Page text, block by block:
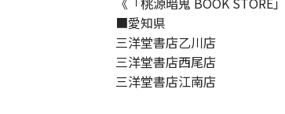
■愛知県
三洋堂書店乙川店
三洋堂書店西尾店
三洋堂書店江南店